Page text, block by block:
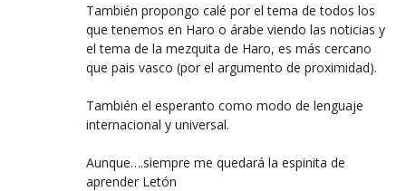
También propongo calé por el tema de todos los
que tenemos en Haro o árabe viendo las noticias y
el tema de la mezquita de Haro, es más cercano
que pais vasco (por el argumento de proximidad).
También el esperanto como modo de lenguaje
internacional y universal.
Aunque….siempre me quedará la espinita de
aprender Letón